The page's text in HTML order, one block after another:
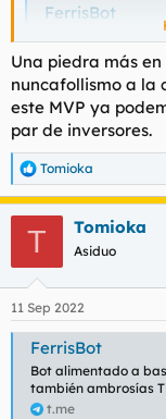
FerrisBot
Bot alimentado a
también
t.me
De momento no
tiene. La idea es
desbloquear la
Por ahora aquí
FerrisBot.
Una piedra más
nuncafollismo a la
este MVP ya
par de inversores.
R
e
e
s
Tomioka
T Tomioka
Asiduo
11 Sep 2022
FerrisBot
Bot alimentado a
también ambrosías
t.me